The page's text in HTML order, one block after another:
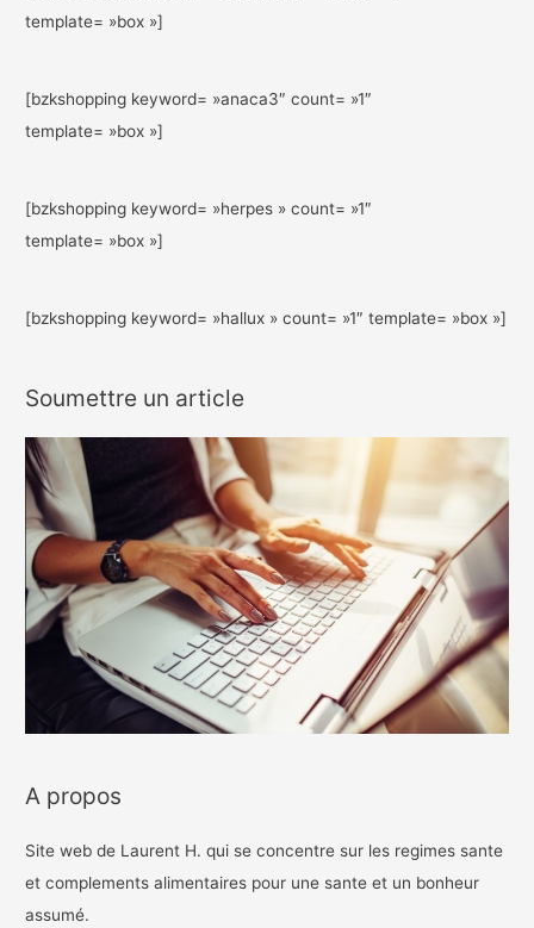
template= »box »]
[bzkshopping keyword= »anaca3″ count= »1″
template= »box »]
[bzkshopping keyword= »herpes » count= »1″
template= »box »]
[bzkshopping keyword= »hallux » count= »1″ template= »box »]
Soumettre un article
A propos
Site web de Laurent H. qui se concentre sur les regimes sante
et complements alimentaires pour une sante et un bonheur
assumé.